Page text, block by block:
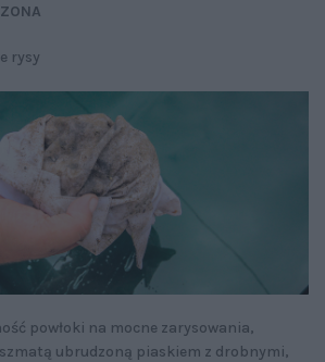
rysy
powłoki na mocne zarysowania,
ubrudzoną piaskiem z drobnymi,